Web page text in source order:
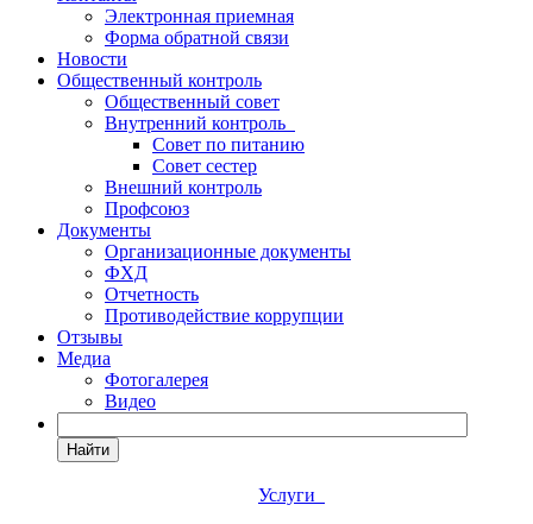
Электронная приемная
Форма обратной связи
Новости
Общественный контроль
Общественный совет
Внутренний контроль
Совет по питанию
Совет сестер
Внешний контроль
Профсоюз
Документы
Организационные документы
ФХД
Отчетность
Противодействие коррупции
Отзывы
Медиа
Фотогалерея
Видео
Найти
Услуги